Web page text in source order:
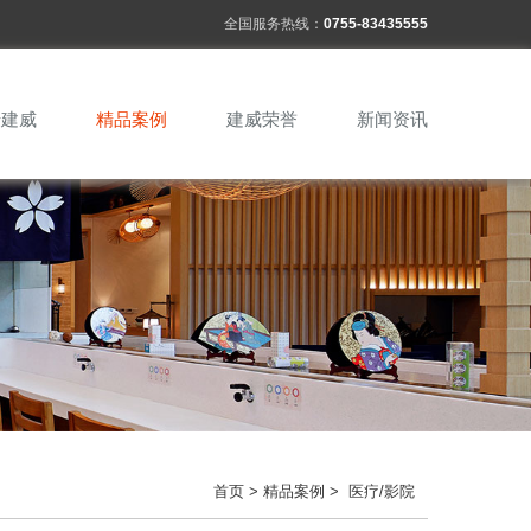
全国服务热线： 0755-83435555
威 精品案例 建威荣誉 新闻资讯
首页 > 精品案例 > 医疗/影院